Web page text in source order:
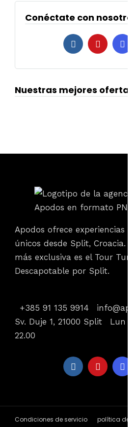
Conéctate con nosotros
Nuestras mejores ofertas
Apodos ofrece experiencias
únicos desde Split, Croacia.
más exclusiva es el Tour
Descapotable por Split.
+385 91 135 9914
Sv. Duje 1, 21000 Split
Lun -
22.00
Condiciones de servicio
política de